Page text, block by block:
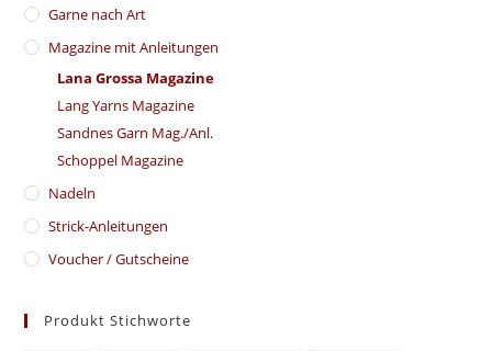
Garne nach Art
Magazine mit Anleitungen
Lana Grossa Magazine
Lang Yarns Magazine
Sandnes Garn Mag./Anl.
Schoppel Magazine
Nadeln
Strick-Anleitungen
Voucher / Gutscheine
Produkt Stichworte